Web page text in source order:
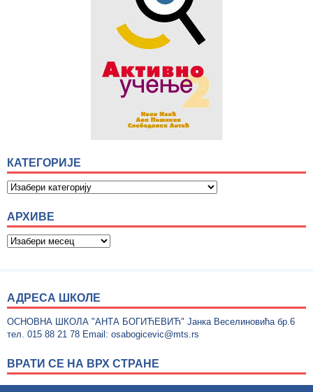
КАТЕГОРИЈЕ
АРХИВЕ
АДРЕСА ШКОЛЕ
ОСНОВНА ШКОЛА "АНТА БОГИЋЕВИЋ" Јанка Веселиновића бр.6
тел. 015 88 21 78 Email: osabogicevic@mts.rs
ВРАТИ СЕ НА ВРХ СТРАНЕ